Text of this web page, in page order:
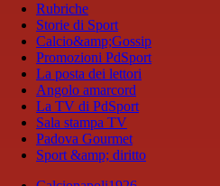
Rubriche
Storie di Sport
Calcio&amp;Gossip
Promozioni PdSport
La posta dei lettori
Angolo amarcord
La TV di PdSport
Sala stampa TV
Padova Gourmet
Sport &amp; diritto